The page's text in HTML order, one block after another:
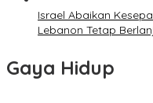
Israel Abaikan
Lebanon Tetap
Gaya Hidup